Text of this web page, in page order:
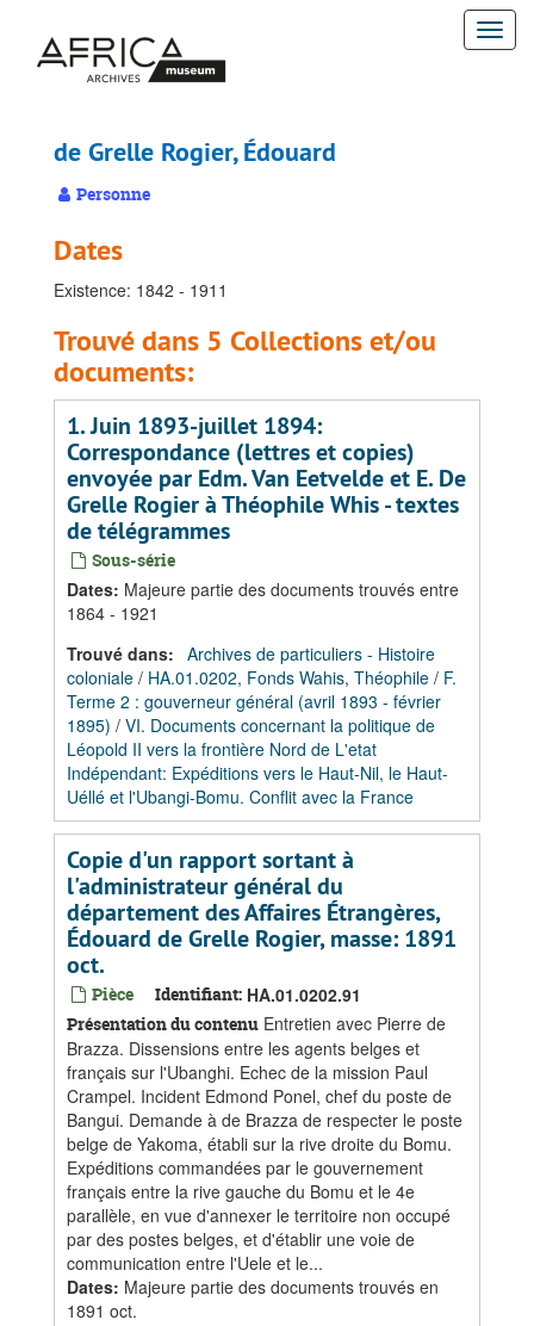
contenu
de Grelle Rogier, Édouard
Personne
Dates
Existence: 1842 - 1911
Trouvé dans 5 Collections et/ou
documents:
1. Juin 1893-juillet 1894:
Correspondance (lettres et copies)
envoyée par Edm. Van Eetvelde et E. De
Grelle Rogier à Théophile Whis - textes
de télégrammes
Sous-série
Dates: Majeure partie des documents trouvés entre
1864 - 1921
Trouvé dans: Archives de particuliers - Histoire
coloniale / HA.01.0202, Fonds Wahis, Théophile / F.
Terme 2 : gouverneur général (avril 1893 - février
1895) / VI. Documents concernant la politique de
Léopold II vers la frontière Nord de L'etat
Indépendant: Expéditions vers le Haut-Nil, le Haut-
Uéllé et l'Ubangi-Bomu. Conflit avec la France
Copie d'un rapport sortant à
l'administrateur général du
département des Affaires Étrangères,
Édouard de Grelle Rogier, masse: 1891
oct.
Pièce Identifiant: HA.01.0202.91
Présentation du contenu Entretien avec Pierre de
Brazza. Dissensions entre les agents belges et
français sur l'Ubanghi. Echec de la mission Paul
Crampel. Incident Edmond Ponel, chef du poste de
Bangui. Demande à de Brazza de respecter le poste
belge de Yakoma, établi sur la rive droite du Bomu.
Expéditions commandées par le gouvernement
français entre la rive gauche du Bomu et le 4e
parallèle, en vue d'annexer le territoire non occupé
par des postes belges, et d'établir une voie de
communication entre l'Uele et le...
Dates: Majeure partie des documents trouvés en
1891 oct.